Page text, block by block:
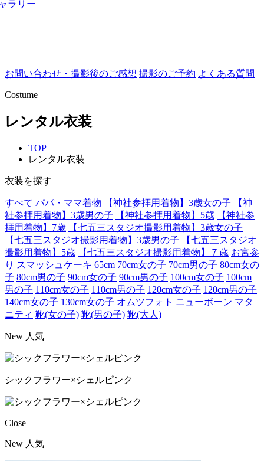
ラリー
お問い合わせ・撮影後のご感想 撮影のご予約 よくある質問
Costume
レンタル衣装
TOP
レンタル衣装
衣装を探す
すべて パパ・ママ着物 【神社参拝用着物】3歳女の子
【神
社参拝用着物】3歳男の子
【神社参拝用着物】5歳
【神社参
拝用着物】7歳
【七五三スタジオ撮影用着物】3歳女の子
【七五三スタジオ撮影用着物】3歳男の子
【七五三スタジオ
撮影用着物】5歳
【七五三スタジオ撮影用着物】７歳 お宮参
り スマッシュケーキ 65cm 70cm女の子 70cm男の子 80cm女の
子 80cm男の子 90cm女の子 90cm男の子 100cm女の子 100cm
男の子 110cm女の子 110cm男の子 120cm女の子 120cm男の子
140cm女の子 130cm女の子 オムツフォト ニューボーン マタ
ニティ 靴(女の子) 靴(男の子) 靴(大人)
New 人気
シックフラワー×シェルピンク
Close
New 人気